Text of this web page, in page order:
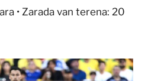
• Zarada van terena: 20